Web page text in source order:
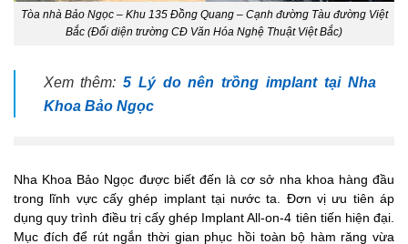
Tòa nhà Bảo Ngọc – Khu 135 Đồng Quang – Cạnh đường Tàu đường Việt
Bắc (Đối diện trường CĐ Văn Hóa Nghệ Thuật Việt Bắc)
Xem thêm:5 Lý do nên trồng implant tại Nha
Khoa Bảo Ngọc
Nha Khoa Bảo Ngọc được biết đến là cơ sở nha khoa hàng đầu
trong lĩnh vực cấy ghép implant tại nước ta. Đơn vị ưu tiên áp
dụng quy trình điều trị cấy ghép Implant All-on-4 tiên tiến hiện đại.
Mục đích để rút ngắn thời gian phục hồi toàn bộ hàm răng vừa